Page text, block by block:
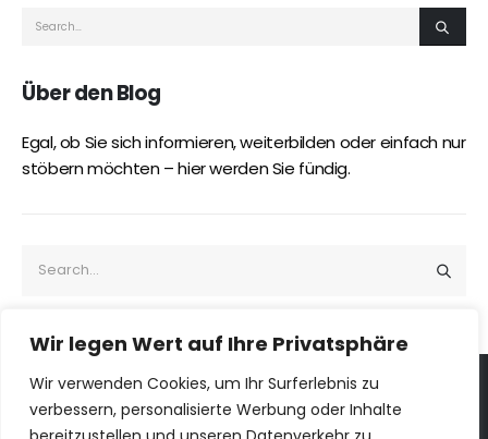
Wir legen Wert auf Ihre Privatsphäre
Wir verwenden Cookies, um Ihr Surferlebnis zu
verbessern, personalisierte Werbung oder Inhalte
Über den Blog
Egal, ob Sie sich informieren, weiterbilden oder einfach nur
stöbern möchten – hier werden Sie fündig.
ILOGS © 2026. Alle Rechte vorbehalten